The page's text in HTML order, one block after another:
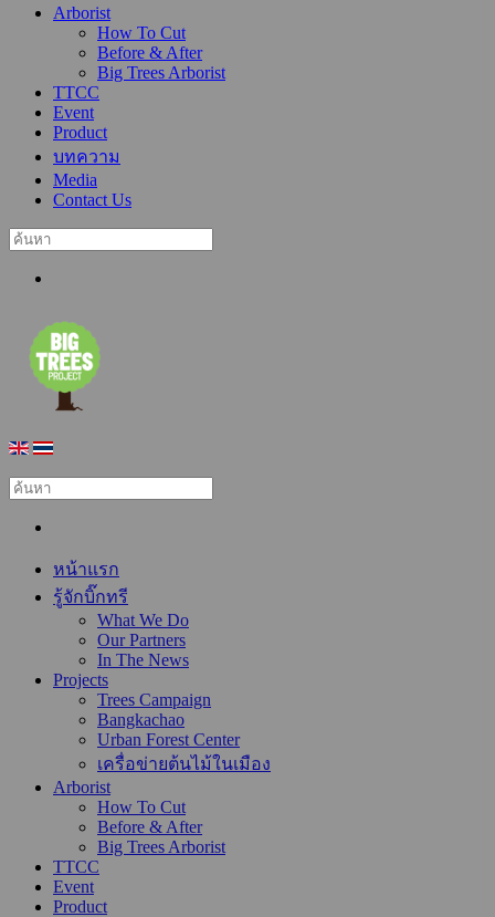
Arborist
How To Cut
Before & After
Big Trees Arborist
TTCC
Event
Product
บทความ
Media
Contact Us
หน้าแรก
รู้จักบิ๊กทรี
What We Do
Our Partners
In The News
Projects
Trees Campaign
Bangkachao
Urban Forest Center
เครื่อข่ายต้นไม้ในเมือง
Arborist
How To Cut
Before & After
Big Trees Arborist
TTCC
Event
Product